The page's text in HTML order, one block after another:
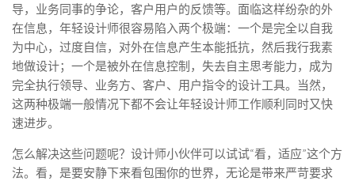
导，业务同事的争论，客户用户的反馈等。面临这样纷杂的外
在信息，年轻设计师很容易陷入两个极端：一个是完全以自我
为中心，过度自信，对外在信息产生本能抵抗，然后我行我素
地做设计；一个是被外在信息控制，失去自主思考能力，成为
完全执行领导、业务方、客户、用户指令的设计工具。当然，
这两种极端一般情况下都不会让年轻设计师工作顺利同时又快
速进步。
怎么解决这些问题呢？设计师小伙伴可以试试“看，适应”这个方
法。 看，是要安静下来看包围你的世界， 无论是带来严苛要求